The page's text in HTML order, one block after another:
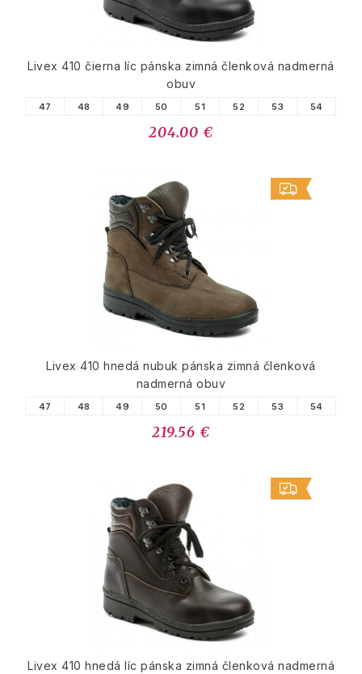
Livex 410 čierna líc pánska zimná členková nadmerná
obuv
47 48 49 50 51 52 53 54
204.00 €
Livex 410 hnedá nubuk pánska zimná členková
nadmerná obuv
47 48 49 50 51 52 53 54
219.56 €
Livex 410 hnedá líc pánska zimná členková nadmerná